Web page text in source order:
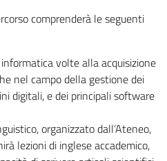
comprenderà le seguenti
volte alla acquisizione
nel campo della gestione dei
digitali, e dei principali software
organizzato dall’Ateneo,
lezioni di inglese accademico,